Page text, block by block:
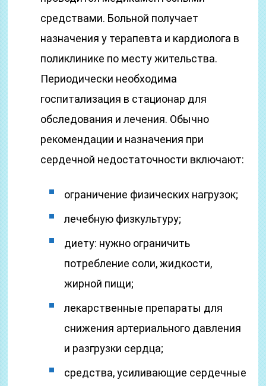
средствами. Больной получает
назначения у терапевта и кардиолога в
поликлинике по месту жительства.
Периодически необходима
госпитализация в стационар для
обследования и лечения. Обычно
рекомендации и назначения при
сердечной недостаточности включают:
ограничение физических нагрузок;
лечебную физкультуру;
диету: нужно ограничить
потребление соли, жидкости,
жирной пищи;
лекарственные препараты для
снижения артериального давления
и разгрузки сердца;
средства, усиливающие сердечные